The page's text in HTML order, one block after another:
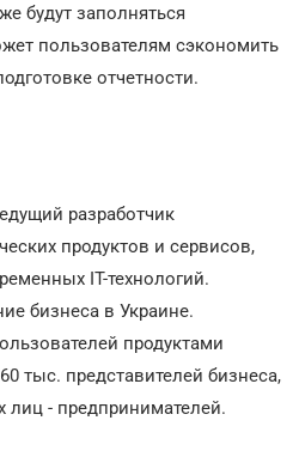
будут заполняться
пользователям сэкономить
отчетности.
разработчик
продуктов и сервисов,
IT-технологий.
бизнеса в Украине.
продуктами
тыс. представителей бизнеса,
лиц - предпринимателей.